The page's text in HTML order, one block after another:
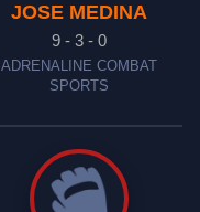
JOSE MEDINA
9 - 3 - 0
ADRENALINE COMBAT
SPORTS